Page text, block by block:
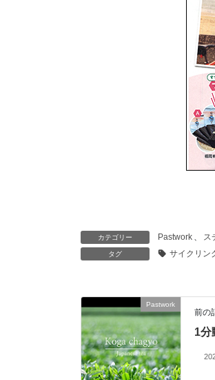
カテゴリー Pastwork ス
タグ サイクリン
Pastwork
前の
1分